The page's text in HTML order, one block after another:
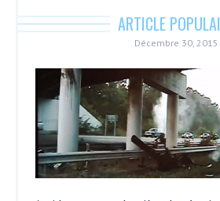
ARTICLE
Décembre 30, 2015